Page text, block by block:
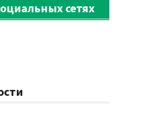
сетях